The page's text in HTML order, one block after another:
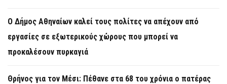
Ο Δήμος Αθηναίων καλεί τους πολίτες να απέχουν από
εργασίες σε εξωτερικούς χώρους που μπορεί να
προκαλέσουν πυρκαγιά
Θρήνος για τον Μέσι: Πέθανε στα 68 του χρόνια ο πατέρας